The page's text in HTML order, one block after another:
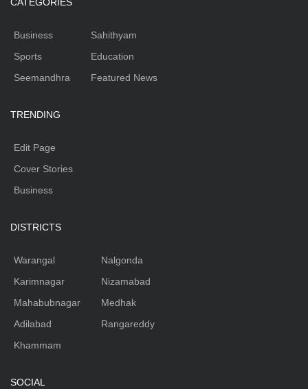
CATEGORIES
Business
Sports
Seemandhra
Sahithyam
Education
Featured News
TRENDING
Edit Page
Cover Stories
Business
DISTRICTS
Warangal
Karimnagar
Mahabubnagar
Adilabad
Khammam
Nalgonda
Nizamabad
Medhak
Rangareddy
SOCIAL